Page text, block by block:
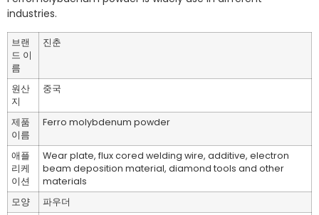
industries.
브랜
드 이
름
진춘
원산
지
중국
제품
이름
Ferro molybdenum powder
애플
리케
이션
Wear plate, flux cored welding wire, additive, electron
beam deposition material, diamond tools and other
materials
모양
파우더